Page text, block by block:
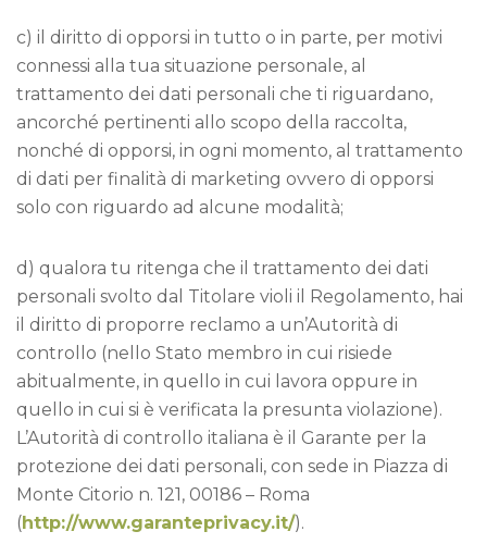
c) il diritto di opporsi in tutto o in parte, per motivi
connessi alla tua situazione personale, al
trattamento dei dati personali che ti riguardano,
ancorché pertinenti allo scopo della raccolta,
nonché di opporsi, in ogni momento, al trattamento
di dati per finalità di marketing ovvero di opporsi
solo con riguardo ad alcune modalità;
d) qualora tu ritenga che il trattamento dei dati
personali svolto dal Titolare violi il Regolamento, hai
il diritto di proporre reclamo a un’Autorità di
controllo (nello Stato membro in cui risiede
abitualmente, in quello in cui lavora oppure in
quello in cui si è verificata la presunta violazione).
L’Autorità di controllo italiana è il Garante per la
protezione dei dati personali, con sede in Piazza di
Monte Citorio n. 121, 00186 – Roma
(http://www.garanteprivacy.it/).